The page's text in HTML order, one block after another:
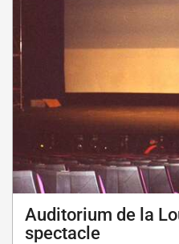
Auditorium de la
spectacle